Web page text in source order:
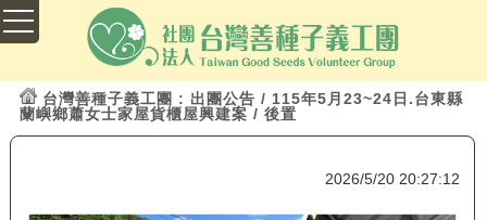
台灣善種子義工團 : 出團公告 / 115年5月23~24日.台東縣
蘭嶼鄉蕭女士家屋貨櫃屋興建案 / 後置
2026/5/20 20:27:12